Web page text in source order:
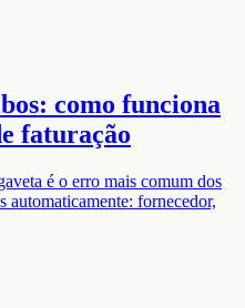
como funciona
faturação
é o erro mais comum dos
automaticamente: fornecedor,